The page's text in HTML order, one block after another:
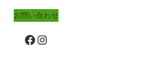
お問い合わせ
Facebook Instagram